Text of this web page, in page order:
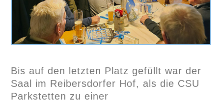
Bis auf den letzten Platz gefüllt war der
Saal im Reibersdorfer Hof, als die CSU
Parkstetten zu einer